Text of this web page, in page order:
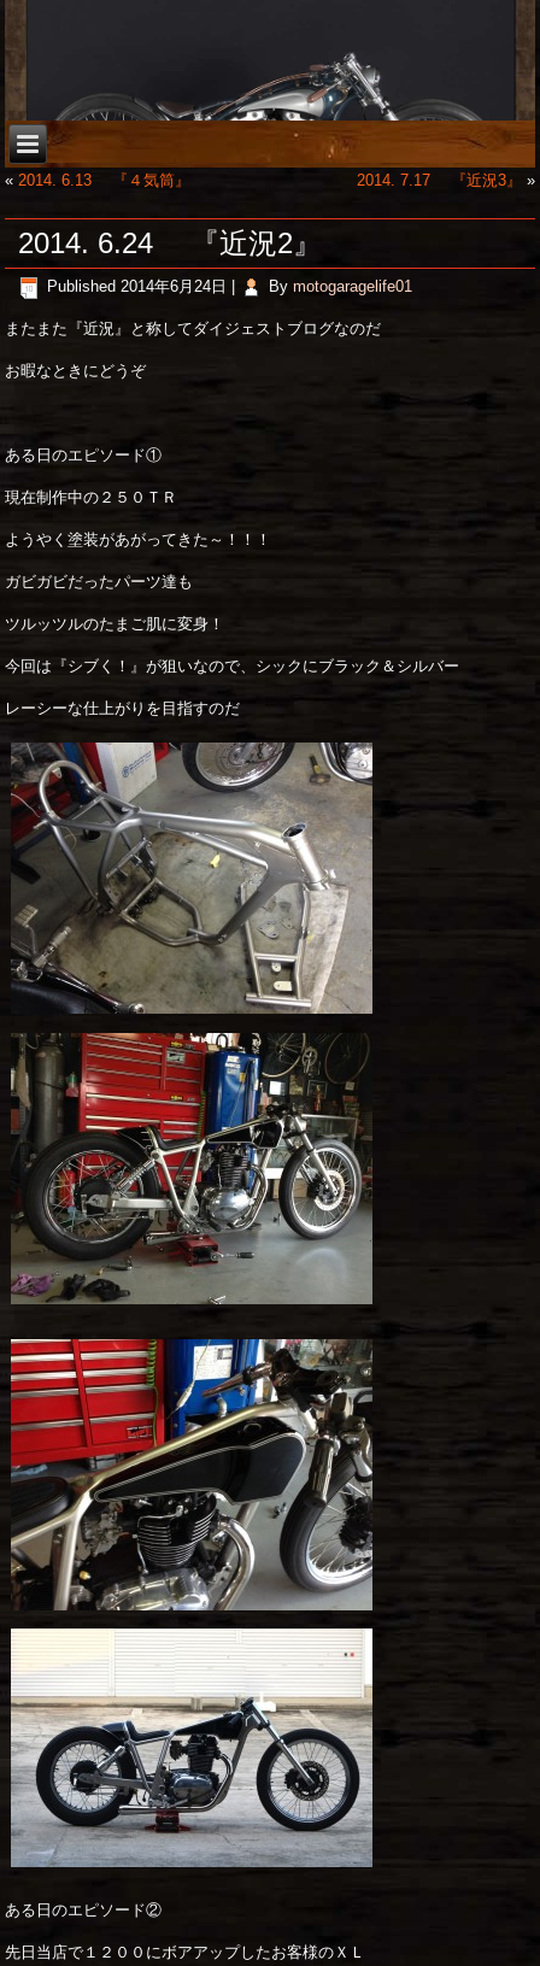
«2014. 6.13 『４気筒』 2014. 7.17 『近況3』 »
2014. 6.24 『近況2』
Published 2014年6月24日 By motogaragelife01
またまた『近況』と称してダイジェストブログなのだ
お暇なときにどうぞ
ある日のエピソード①
現在制作中の２５０ＴＲ
ようやく塗装があがってきた～！！！
ガビガビだったパーツ達も
ツルッツルのたまご肌に変身！
今回は『シブく！』が狙いなので、シックにブラック＆シルバー
レーシーな仕上がりを目指すのだ
ある日のエピソード②
先日当店で１２００にボアアップしたお客様のＸＬ